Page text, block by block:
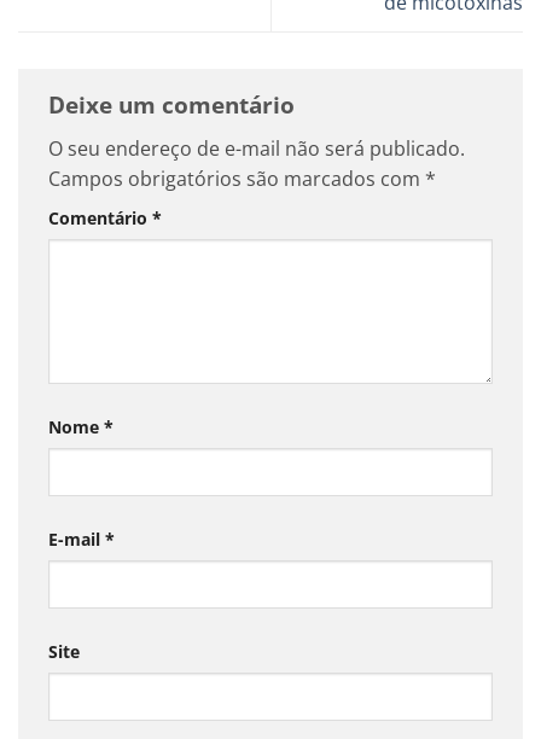
Deixe um comentário
O seu endereço de e-mail não será publicado.
Campos obrigatórios são marcados com *
Comentário *
Nome *
E-mail *
Site